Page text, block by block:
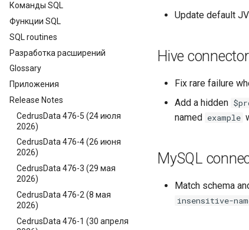
Команды SQL
Функции SQL
SQL routines
Разработка расширений
Glossary
Приложения
Release Notes
CedrusData 476-5 (24 июля
2026)
CedrusData 476-4 (26 июня
2026)
CedrusData 476-3 (29 мая
2026)
CedrusData 476-2 (8 мая
2026)
CedrusData 476-1 (30 апреля
Update default
Hive connector
Fix rare failure
Add a hidden
named example
MySQL
Match schema
insensitive-